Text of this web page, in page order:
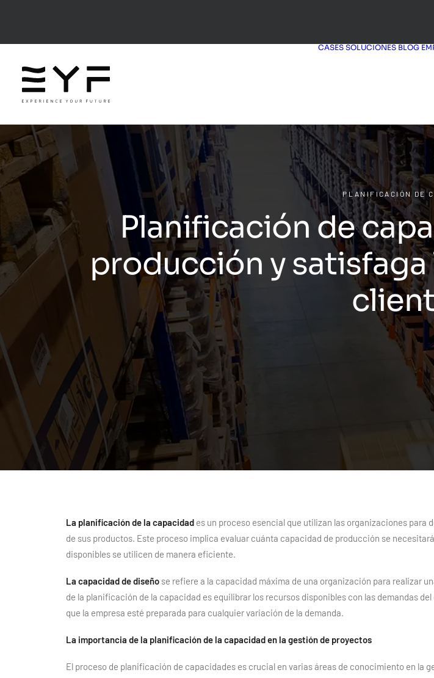
CASES SOLUCIONES BLOG
PLANIFICACIÓN DE
Planificación de
producción y
La planificación de la capacidad es un proceso esencial que utilizan las organizaciones
de sus productos. Este proceso implica evaluar cuánta capacidad de producción se
disponibles se utilicen de manera eficiente.
La capacidad de diseño se refiere a la capacidad máxima de una organización para realizar
de la planificación de la capacidad es equilibrar los recursos disponibles con las demandas
que la empresa esté preparada para cualquier variación de la demanda.
La importancia de la planificación de la capacidad en la gestión de proyectos
El proceso de planificación de capacidades es crucial en varias áreas de conocimiento en la